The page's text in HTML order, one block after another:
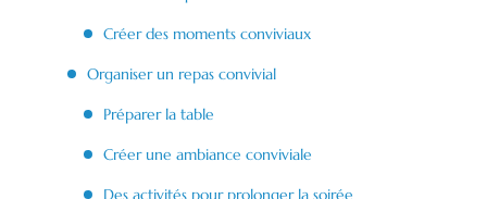
Créer des moments conviviaux
Organiser un repas convivial
Préparer la table
Créer une ambiance conviviale
Des activités pour prolonger la soirée